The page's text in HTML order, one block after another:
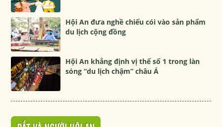
Hội An đưa nghề chiếu cói vào sản phẩm
du lịch cộng đồng
Hội An khẳng định vị thế số 1 trong làn
sóng “du lịch chậm” châu Á